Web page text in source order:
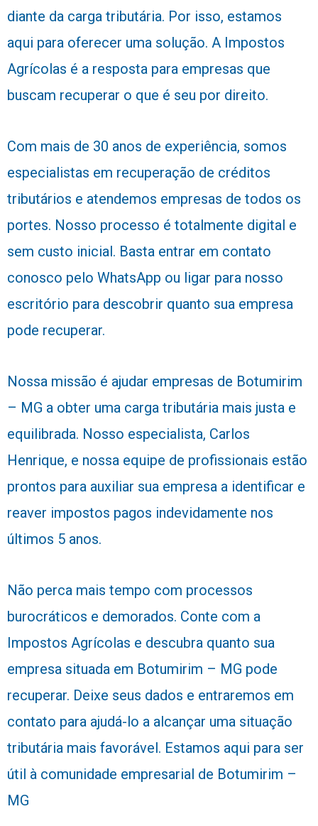
diante da carga tributária. Por isso, estamos
aqui para oferecer uma solução. A Impostos
Agrícolas é a resposta para empresas que
buscam recuperar o que é seu por direito.
Com mais de 30 anos de experiência, somos
especialistas em recuperação de créditos
tributários e atendemos empresas de todos os
portes. Nosso processo é totalmente digital e
sem custo inicial. Basta entrar em contato
conosco pelo WhatsApp ou ligar para nosso
escritório para descobrir quanto sua empresa
pode recuperar.
Nossa missão é ajudar empresas de Botumirim
– MG a obter uma carga tributária mais justa e
equilibrada. Nosso especialista, Carlos
Henrique, e nossa equipe de profissionais estão
prontos para auxiliar sua empresa a identificar e
reaver impostos pagos indevidamente nos
últimos 5 anos.
Não perca mais tempo com processos
burocráticos e demorados. Conte com a
Impostos Agrícolas e descubra quanto sua
empresa situada em Botumirim – MG pode
recuperar. Deixe seus dados e entraremos em
contato para ajudá-lo a alcançar uma situação
tributária mais favorável. Estamos aqui para ser
útil à comunidade empresarial de Botumirim –
MG